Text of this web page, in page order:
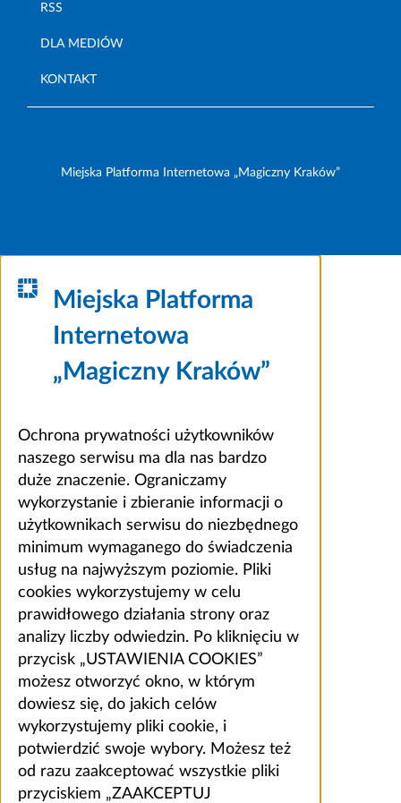
RSS
DLA MEDIÓW
KONTAKT
Miejska Platforma Internetowa „Magiczny Kraków”
Miejska Platforma
Internetowa
„Magiczny Kraków”
Ochrona prywatności użytkowników
naszego serwisu ma dla nas bardzo
duże znaczenie. Ograniczamy
wykorzystanie i zbieranie informacji o
użytkownikach serwisu do niezbędnego
minimum wymaganego do świadczenia
usług na najwyższym poziomie. Pliki
cookies wykorzystujemy w celu
prawidłowego działania strony oraz
analizy liczby odwiedzin. Po kliknięciu w
przycisk „USTAWIENIA COOKIES”
możesz otworzyć okno, w którym
dowiesz się, do jakich celów
wykorzystujemy pliki cookie, i
potwierdzić swoje wybory. Możesz też
od razu zaakceptować wszystkie pliki
przyciskiem „ZAAKCEPTUJ